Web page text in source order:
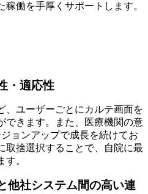
働を手厚くサポートします。
・適応性
、ユーザーごとにカルテ画面を
できます。また、医療機関の意
ョンアップで成長を続けてお
取捨選択することで、自院に最
。
他社システム間の高い連